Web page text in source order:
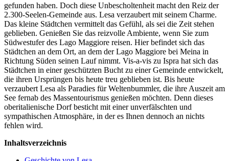
gefunden haben. Doch diese Unbescholtenheit macht den Reiz der
2.300-Seelen-Gemeinde aus. Lesa verzaubert mit seinem Charme.
Das kleine Städtchen vermittelt das Gefühl, als sei die Zeit stehen
geblieben. Genießen Sie das reizvolle Ambiente, wenn Sie zum
Südwestufer des Lago Maggiore reisen. Hier befindet sich das
Städtchen an dem Ort, an dem der Lago Maggiore bei Meina in
Richtung Süden seinen Lauf nimmt. Vis-a-vis zu Ispra hat sich das
Städtchen in einer geschützten Bucht zu einer Gemeinde entwickelt,
die ihren Ursprüngen bis heute treu geblieben ist. Bis heute
verzaubert Lesa als Paradies für Weltenbummler, die ihre Auszeit am
See fernab des Massentourismus genießen möchten. Denn dieses
oberitalienische Dorf besticht mit einer unverfälschten und
sympathischen Atmosphäre, in der es Ihnen dennoch an nichts
fehlen wird.
Inhaltsverzeichnis